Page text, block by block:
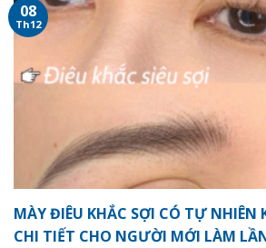
MÀY ĐIÊU KHẮC SỢI CÓ TỰ NHIÊN
CHI TIẾT CHO NGƯỜI MỚI LÀM
08
Th12